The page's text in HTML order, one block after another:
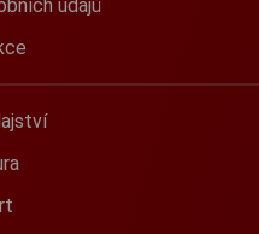
údajů